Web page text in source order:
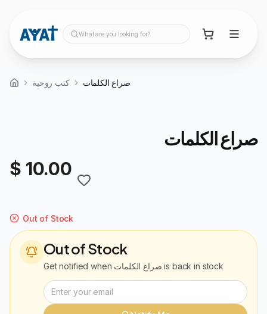
What are you looking for?
كتب روحية صراع الكلمات
صراع الكلمات
$ 10.00
Out of Stock
Out of Stock
Get notified when صراع الكلمات is back in stock